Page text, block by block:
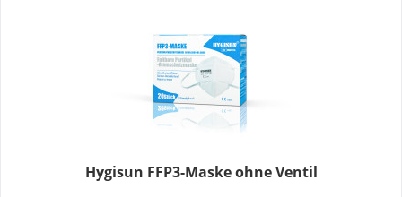
Hygisun FFP3-Maske ohne Ventil